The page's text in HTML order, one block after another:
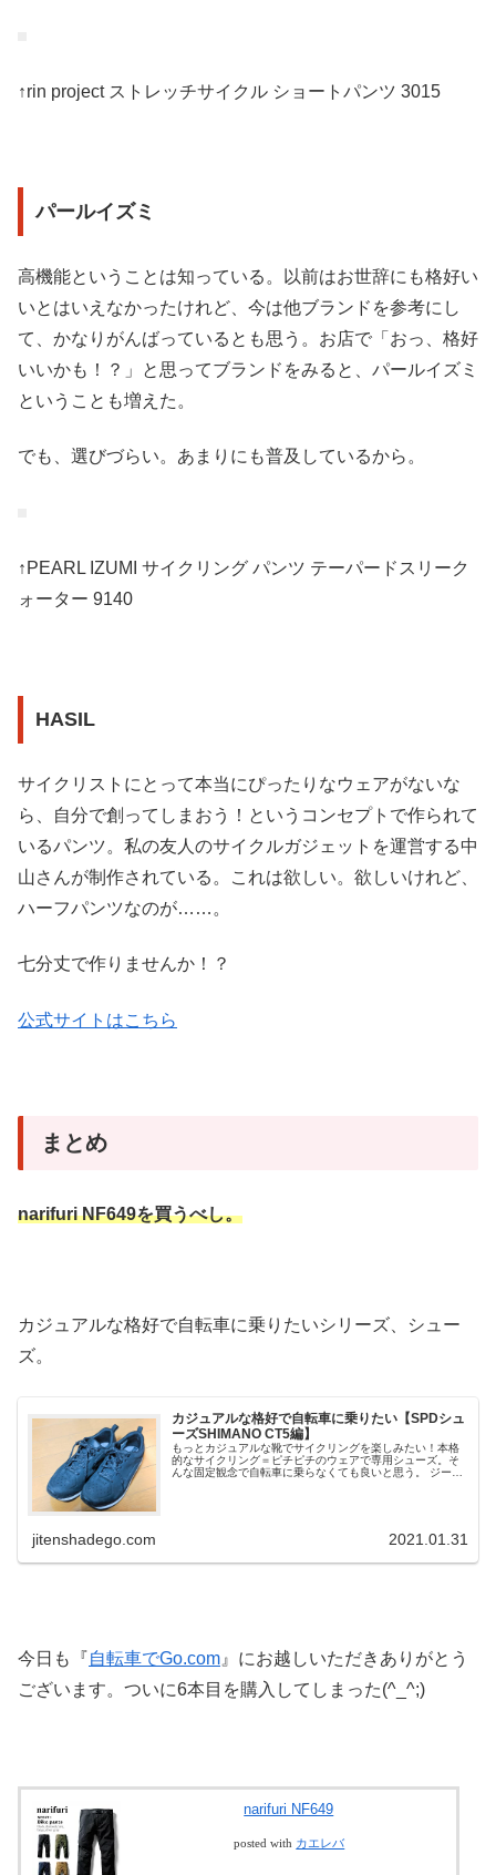
↑rin project ストレッチサイクル ショートパンツ 3015
パールイズミ
高機能ということは知っている。以前はお世辞にも格好い
いとはいえなかったけれど、今は他ブランドを参考にし
て、かなりがんばっているとも思う。お店で「おっ、格好
いいかも！？」と思ってブランドをみると、パールイズミ
ということも増えた。
でも、選びづらい。あまりにも普及しているから。
↑PEARL IZUMI サイクリング パンツ テーパードスリーク
ォーター 9140
HASIL
サイクリストにとって本当にぴったりなウェアがないな
ら、自分で創ってしまおう！というコンセプトで作られて
いるパンツ。私の友人のサイクルガジェットを運営する中
山さんが制作されている。これは欲しい。欲しいけれど、
ハーフパンツなのが……。
七分丈で作りませんか！？
公式サイトはこちら
まとめ
narifuri NF649を買うべし。
カジュアルな格好で自転車に乗りたいシリーズ、シュー
ズ。
カジュアルな格好で自転車に乗りたい【SPDシュ
ーズSHIMANO CT5編】
もっとカジュアルな靴でサイクリングを楽しみたい！本格
的なサイクリング＝ピチピチのウェアで専用シューズ。そ
んな固定観念で自転車に乗らなくても良いと思う。 ジーン
jitenshadego.com 2021.01.31
今日も『自転車でGo.com 』にお越しいただきありがとう
ございます。ついに6本目を購入してしまった(^_^;)
narifuri NF649
posted with カエレバ